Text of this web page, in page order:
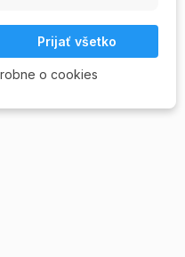
Prijať všetko
o cookies